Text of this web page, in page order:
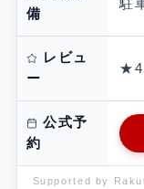
備
駐
レビュ
ー
★
公式予
約
Supported by